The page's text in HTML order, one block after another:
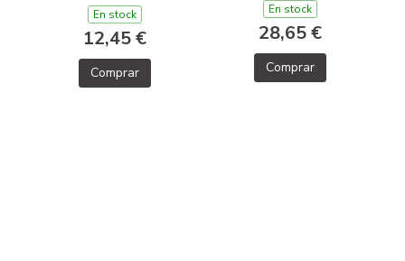
En stock
12,45 €
Comprar
En stock
28,65 €
Comprar